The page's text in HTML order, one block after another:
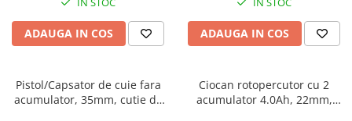
ADAUGA IN COS ADAUGA IN COS
Pistol/Capsator de cuie fara
acumulator, 35mm, cutie de
Ciocan rotopercutor cu 2
acumulator 4.0Ah, 22mm,